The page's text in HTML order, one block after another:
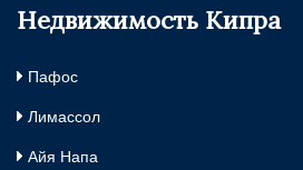
Недвижимость Кипра
Пафос
Лимассол
Айя Напа